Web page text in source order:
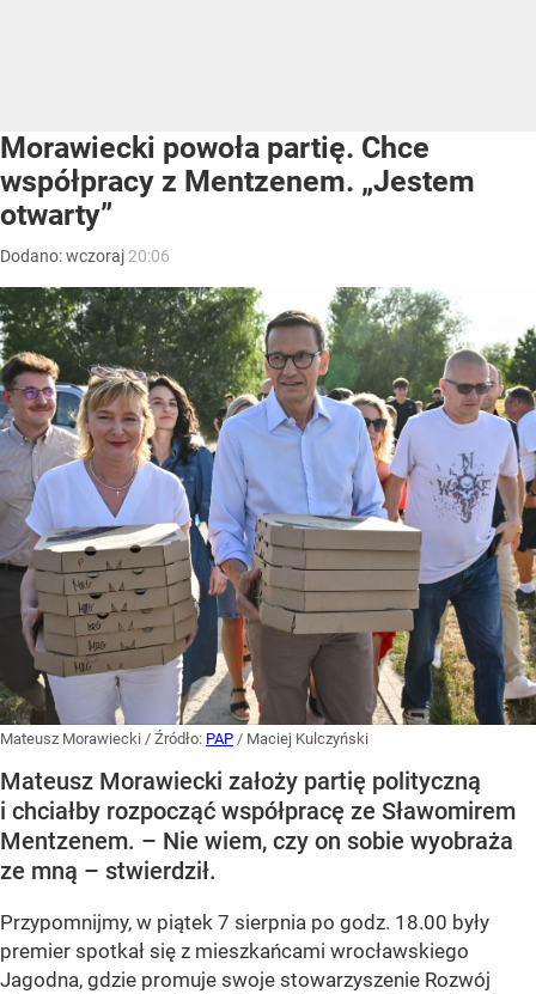
Morawiecki powoła partię. Chce
współpracy z Mentzenem. „Jestem
otwarty”
Dodano:wczoraj 20:06
Mateusz Morawiecki / Źródło: PAP / Maciej Kulczyński
Mateusz Morawiecki założy partię polityczną
i chciałby rozpocząć współpracę ze Sławomirem
Mentzenem. – Nie wiem, czy on sobie wyobraża
ze mną – stwierdził.
Przypomnijmy, w piątek 7 sierpnia po godz. 18.00 były
premier spotkał się z mieszkańcami wrocławskiego
Jagodna, gdzie promuje swoje stowarzyszenie Rozwój